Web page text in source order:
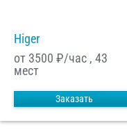
Higer
от 3500 ₽/час , 43
мест
Заказать